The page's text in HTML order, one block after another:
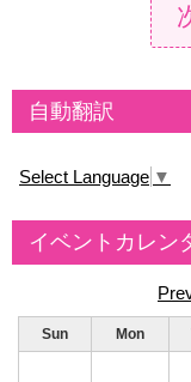
自動翻訳
Select Language ▼
イベントカレン
Sun Mon